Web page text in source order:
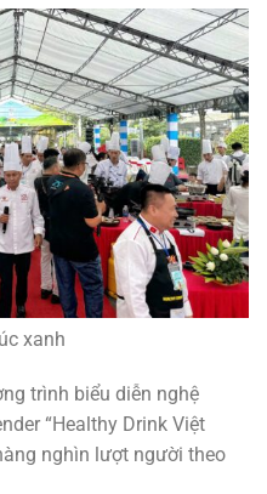
xanh
trình biểu diễn nghệ
“Healthy Drink Việt
nghìn lượt người theo